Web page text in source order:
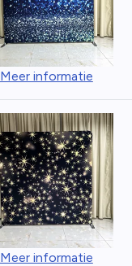
Meer informatie
Meer informatie